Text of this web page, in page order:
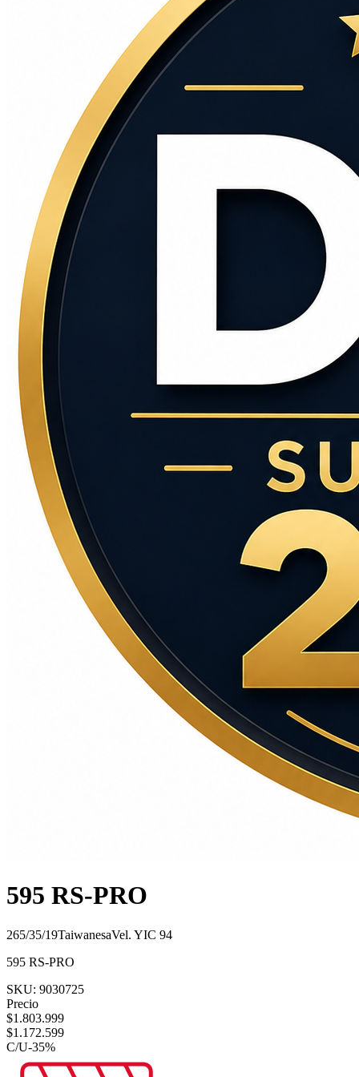
595 RS-PRO
265/35/19TaiwanesaVel. YIC 94
595 RS-PRO
SKU: 9030725
Precio
$1.803.999
$1.172.599
C/U-35%